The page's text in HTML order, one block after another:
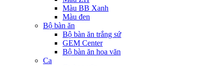
Màu BB Xanh
Màu đen
Bộ bàn ăn
Bộ bàn ăn trắng sứ
GEM Center
Bộ bàn ăn hoa văn
Ca